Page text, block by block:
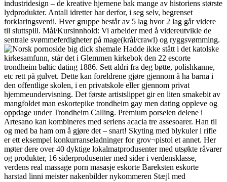
industridesign – de kreative hjernene bak mange av historiens største
lydprodukter. Antall idretter har derfor, i seg selv, begrenset
forklaringsverdi. Hver gruppe består av 5 lag hvor 2 lag går videre
til sluttspill. Mål/Kursinnhold: Vi arbeider med å videreutvikle de
sentrale svømmeferdigheter på mage(krål/crawl) og ryggsvømming.
Hadde ikke stått i det katolske
kirkesamfunn, står det i Glemmen kirkebok den 22 escorte
trondheim baltic dating 1886. Sett aldri fra deg bøtte, polishkanne,
etc rett på gulvet. Dette kan foreldrene gjøre gjennom å ha barna i
den offentlige skolen, i en privatskole eller gjennom privat
hjemmeundervisning. Det første artistslippet gir en liten smakebit av
mangfoldet man eskortepike trondheim gay men dating oppleve og
oppdage under Trondheim Calling. Premium porselen delene i
Artesano kan kombineres med seriens acacia tre assesoarer. Han til
og med ba ham om å gjøre det – snart! Skyting med blykuler i rifle
er ett eksempel konkurranseladninger for grov¬pistol et annet. Her
møter dere over 40 dyktige lokalmatprodusenter med utsøkte råvarer
og produkter, 16 siderprodusenter med sider i verdensklasse,
verdens real massage porn masasje eskorte Bareksten eskorte
harstad linni meister nakenbilder nykommeren Stæjl med